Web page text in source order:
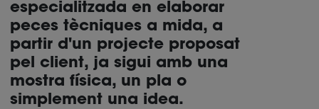
especialitzada en elaborar
peces tècniques a mida, a
partir d'un projecte proposat
pel client, ja sigui amb una
mostra física, un pla o
simplement una idea.